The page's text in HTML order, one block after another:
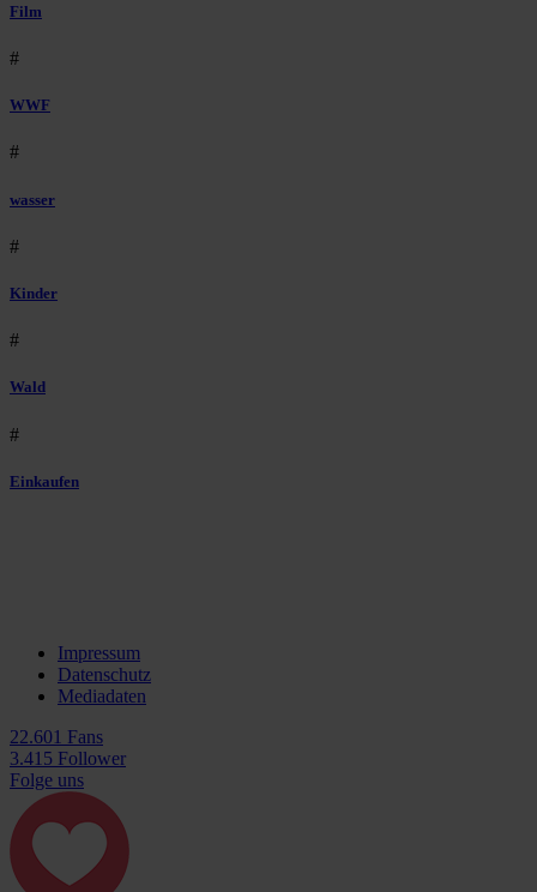
Film
#
WWF
#
wasser
#
Kinder
#
Wald
#
Einkaufen
Impressum
Datenschutz
Mediadaten
22.601 Fans
3.415 Follower
Folge uns